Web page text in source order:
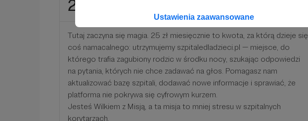
Ustawienia zaawansowane
25 zł
Tutaj zaczyna się magia. 25 zł miesięcznie to kwota, za którą dzieje się
coś namacalnego: utrzymujemy szpitaledladzieci.pl — miejsce, do
którego trafia zagubiony rodzic w środku nocy, szukając odpowiedzi
na pytania, których nie chce zadawać na głos. Pomagasz nam
aktualizować bazę szpitali, dodawać nowe informacje i sprawiać, że
platforma nie pokrywa się cyfrowym kurzem.
Jesteś Wilkiem z Misją, a ta misja to mniej stresu w szpitalnych
korytarzach.